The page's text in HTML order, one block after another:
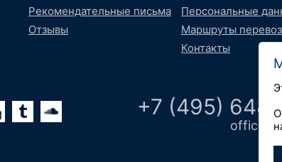
Рекомендательные письма
Отзывы
Персональные
Маршруты
Контакты
+7 (495) 648